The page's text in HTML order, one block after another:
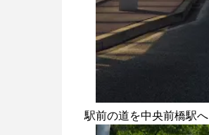
駅前の道を中央前橋駅へ